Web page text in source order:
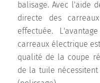
balisage. Avec l'aide
directe des
effectuée.
carreaux électrique
qualité de la coupe
de la tuile